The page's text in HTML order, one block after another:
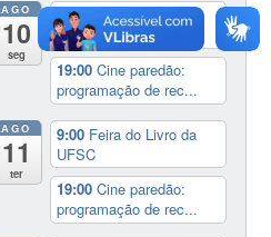
AGO
10
seg
9:00
Feira do Livro da
UFSC
19:00Cine paredão:
programação de rec...
AGO
11
ter
9:00 Feira do Livro da
UFSC
19:00Cine paredão:
programação de rec...